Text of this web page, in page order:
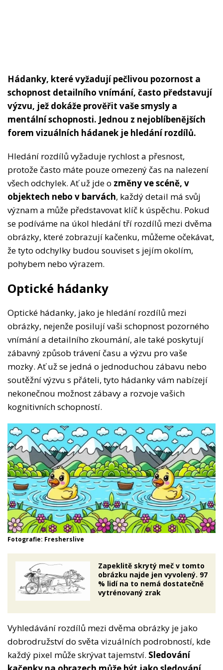
Hádanky, které vyžadují pečlivou pozornost a
schopnost detailního vnímání, často představují
výzvu, jež dokáže prověřit vaše smysly a
mentální schopnosti. Jednou z nejoblíbenějších
forem vizuálních hádanek je hledání rozdílů.
Hledání rozdílů vyžaduje rychlost a přesnost,
protože často máte pouze omezený čas na nalezení
všech odchylek. Ať už jde o změny ve scéně, v
objektech nebo v barvách, každý detail má svůj
význam a může představovat klíč k úspěchu. Pokud
se podíváme na úkol hledání tří rozdílů mezi dvěma
obrázky, které zobrazují kačenku, můžeme očekávat,
že tyto odchylky budou souviset s jejím okolím,
pohybem nebo výrazem.
Optické hádanky
Optické hádanky, jako je hledání rozdílů mezi
obrázky, nejenže posilují vaši schopnost pozorného
vnímání a detailního zkoumání, ale také poskytují
zábavný způsob trávení času a výzvu pro vaše
mozky. Ať už se jedná o jednoduchou zábavu nebo
soutěžní výzvu s přáteli, tyto hádanky vám nabízejí
nekonečnou možnost zábavy a rozvoje vašich
kognitivních schopností.
Fotografie: Fresherslive
Zapeklitě skrytý meč v tomto
obrázku najde jen vyvolený. 97
% lidí na to nemá dostatečně
vytrénovaný zrak
Vyhledávání rozdílů mezi dvěma obrázky je jako
dobrodružství do světa vizuálních podrobností, kde
každý pixel může skrývat tajemství. Sledování